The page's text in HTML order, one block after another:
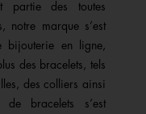
partie des toutes
notre marque s’est
bijouterie en ligne,
des bracelets, tels
des colliers ainsi
bracelets s’est